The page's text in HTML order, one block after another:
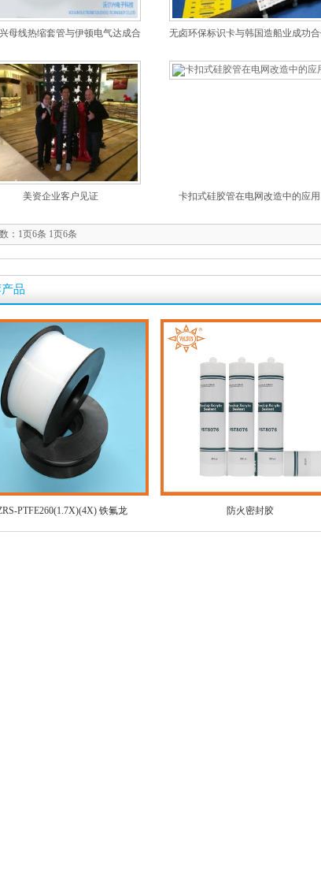
母线热缩套管与伊顿电气达成合 无卤环保标识卡与韩国造船业成功
美资企业客户见证 卡扣式硅胶管在电网改造中的应用
： 1页6条 1页6条
品
PTFE260(1.7X)(4X) 铁氟龙 防火密封胶